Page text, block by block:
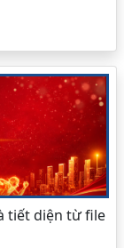
tiết diện từ file